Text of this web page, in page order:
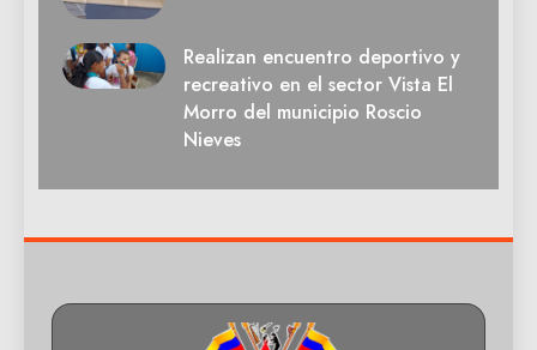
Realizan encuentro deportivo y
recreativo en el sector Vista El
Morro del municipio Roscio
Nieves